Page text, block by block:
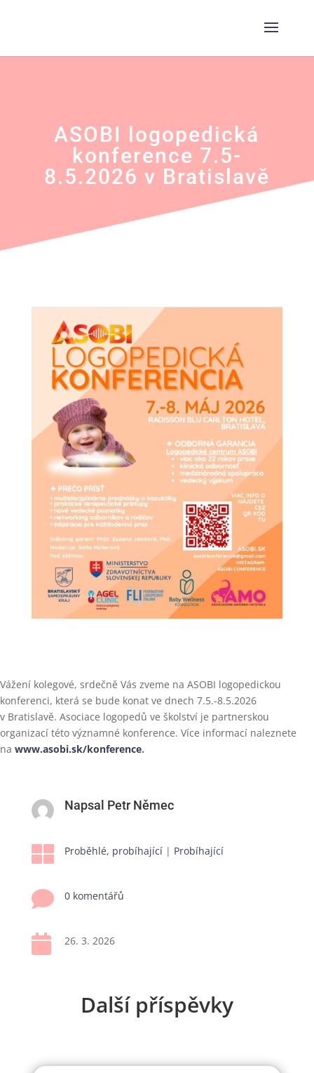
ASOBI logopedická
konference 7.5-
8.5.2026 v Bratislavě
Vážení kolegové, srdečně Vás zveme na ASOBI logopedickou
konferenci, která se bude konat ve dnech 7.5.-8.5.2026
v Bratislavě. Asociace logopedů ve školství je partnerskou
organizací této významné konference. Více informací naleznete
na www.asobi.sk/konference.
Napsal Petr Němec
 Proběhlé, probíhající| Probíhající
 0 komentářů
 26. 3. 2026
Další příspěvky